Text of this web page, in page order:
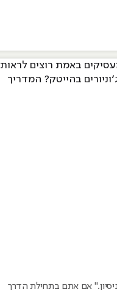
באמת רוצים לראות
בהייטק? המדריך
ניסיון." אם אתם בתחילת הדרך
בסליידר מאמרים